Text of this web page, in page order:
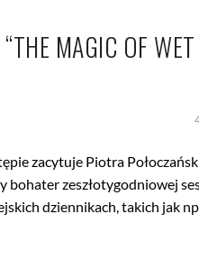
“THE MAGIC OF
zacytuje Piotra
bohater zeszłotygodniowej
dziennikach, takich jak